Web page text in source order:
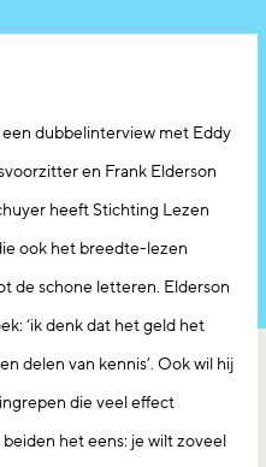
dubbelinterview met Eddy
en Frank Elderson
heeft Stichting Lezen
ook het breedte-lezen
de schone letteren. Elderson
‘ik denk dat het geld het
delen van kennis’. Ook wil hij
die veel effect
het eens: je wilt zoveel